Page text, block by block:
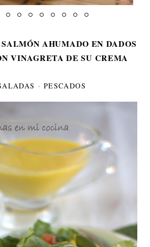
AHUMADO EN DADOS
VINAGRETA DE SU CREMA
· PESCADOS